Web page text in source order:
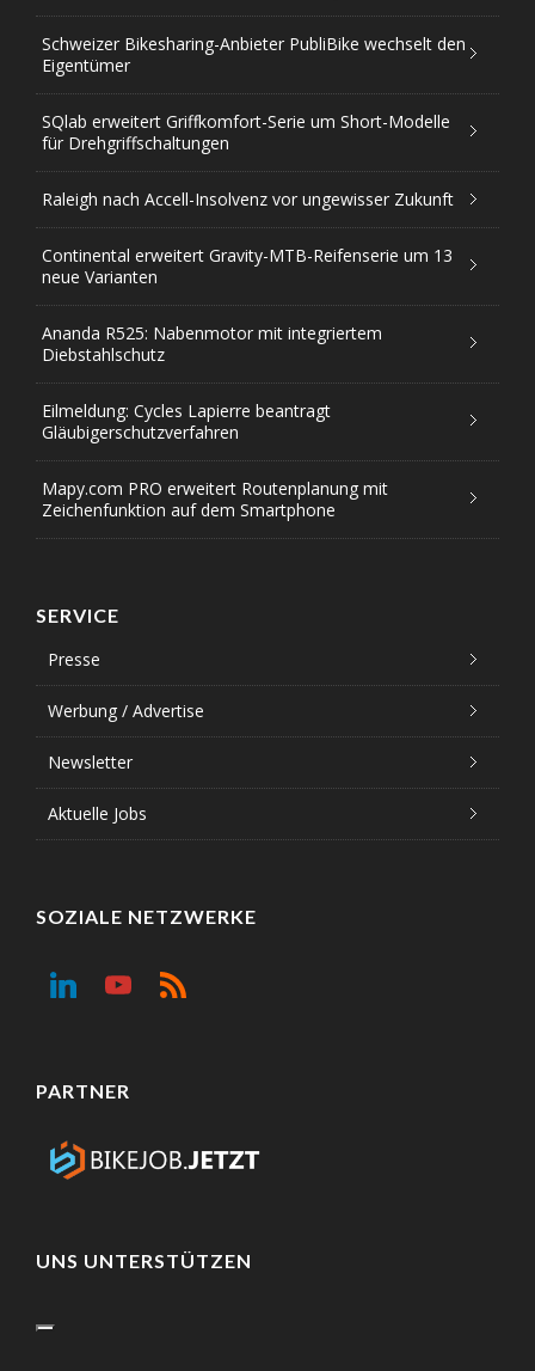
Schweizer Bikesharing-Anbieter PubliBike wechselt den
Eigentümer
SQlab erweitert Griffkomfort-Serie um Short-Modelle
für Drehgriffschaltungen
Raleigh nach Accell-Insolvenz vor ungewisser Zukunft
Continental erweitert Gravity-MTB-Reifenserie um 13
neue Varianten
Ananda R525: Nabenmotor mit integriertem
Diebstahlschutz
Eilmeldung: Cycles Lapierre beantragt
Gläubigerschutzverfahren
Mapy.com PRO erweitert Routenplanung mit
Zeichenfunktion auf dem Smartphone
SERVICE
Presse
Werbung / Advertise
Newsletter
Aktuelle Jobs
SOZIALE NETZWERKE
PARTNER
UNS UNTERSTÜTZEN